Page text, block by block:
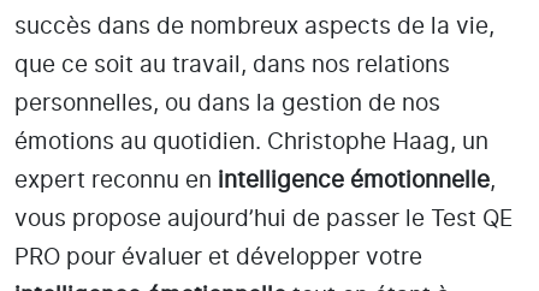
succès dans de nombreux aspects de la vie,
que ce soit au travail, dans nos relations
personnelles, ou dans la gestion de nos
émotions au quotidien. Christophe Haag, un
expert reconnu en intelligence émotionnelle,
vous propose aujourd’hui de passer le Test QE
PRO pour évaluer et développer votre